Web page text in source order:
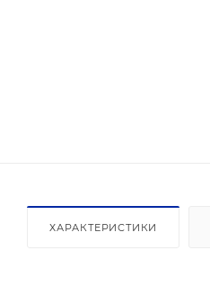
ХАРАКТЕРИСТИКИ